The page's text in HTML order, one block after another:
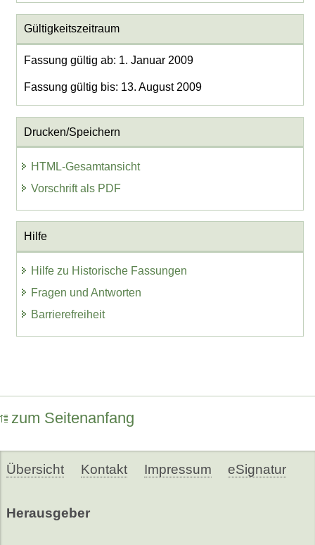
Gültigkeitszeitraum
Fassung gültig ab: 1. Januar 2009
Fassung gültig bis: 13. August 2009
Drucken/Speichern
HTML-Gesamtansicht
Vorschrift als PDF
Hilfe
Hilfe zu Historische Fassungen
Fragen und Antworten
Barrierefreiheit
zum Seitenanfang
Übersicht Kontakt Impressum eSignatur
Herausgeber